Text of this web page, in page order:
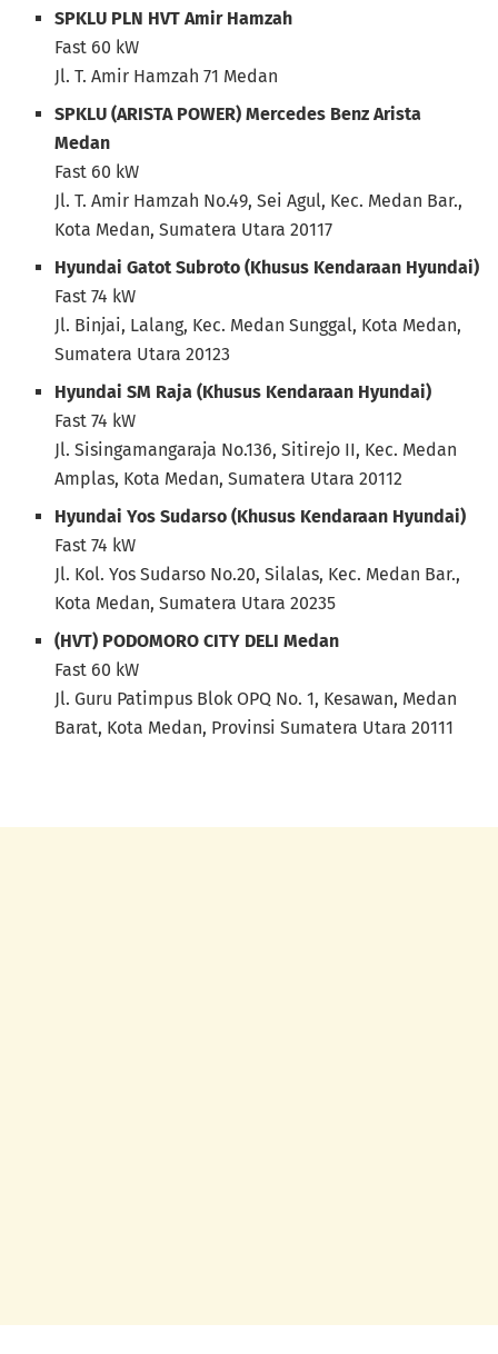
SPKLU PLN HVT Amir Hamzah
Fast 60 kW
Jl. T. Amir Hamzah 71 Medan
SPKLU (ARISTA POWER) Mercedes Benz Arista
Medan
Fast 60 kW
Jl. T. Amir Hamzah No.49, Sei Agul, Kec. Medan Bar.,
Kota Medan, Sumatera Utara 20117
Hyundai Gatot Subroto (Khusus Kendaraan Hyundai)
Fast 74 kW
Jl. Binjai, Lalang, Kec. Medan Sunggal, Kota Medan,
Sumatera Utara 20123
Hyundai SM Raja (Khusus Kendaraan Hyundai)
Fast 74 kW
Jl. Sisingamangaraja No.136, Sitirejo II, Kec. Medan
Amplas, Kota Medan, Sumatera Utara 20112
Hyundai Yos Sudarso (Khusus Kendaraan Hyundai)
Fast 74 kW
Jl. Kol. Yos Sudarso No.20, Silalas, Kec. Medan Bar.,
Kota Medan, Sumatera Utara 20235
(HVT) PODOMORO CITY DELI Medan
Fast 60 kW
Jl. Guru Patimpus Blok OPQ No. 1, Kesawan, Medan
Barat, Kota Medan, Provinsi Sumatera Utara 20111